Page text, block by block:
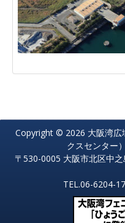
Copyright © 2026 大阪湾広
クスセンター
〒530-0005 大阪市北区中
TEL.06-6204-